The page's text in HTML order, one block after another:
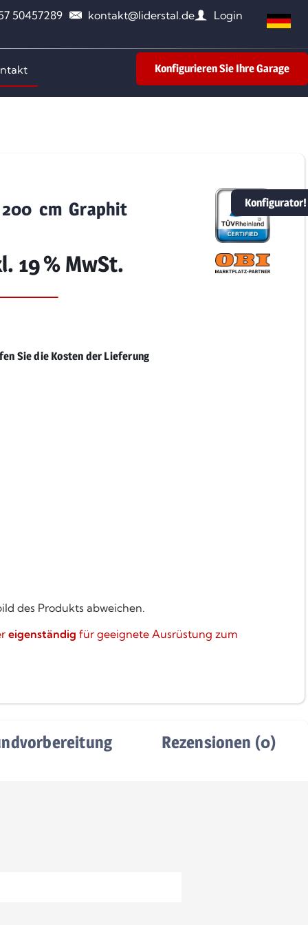
50457289 kontakt@liderstal.de Login
Konfigurieren Sie Ihre Garage
Konfigurator!
cm Graphit
19 % MwSt.
Sie die Kosten der Lieferung
des Produkts abweichen.
eigenständig für geeignete Ausrüstung zum
Rezensionen (0)